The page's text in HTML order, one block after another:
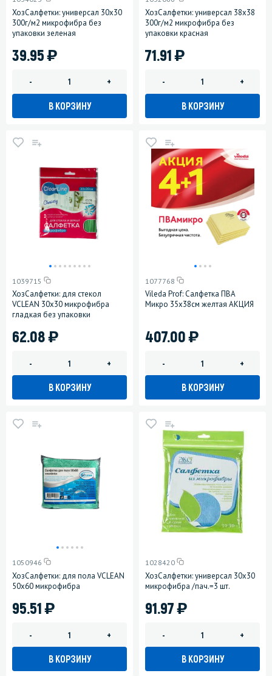
ХозСалфетки: универсал 30х30
300г/м2 микрофибра без
упаковки зеленая
39.95)
- +
В КОРЗИНУ
ХозСалфетки: универсал 38х38
300г/м2 микрофибра без
упаковки красная
71.91)
- +
В КОРЗИНУ
1039715
ХозСалфетки: для стекол
VCLEAN 30х30 микрофибра
гладкая без упаковки
62.08)
- +
В КОРЗИНУ
1077768
Vileda Prof: Салфетка ПВА
Микро 35х38см желтая АКЦИЯ
407.00)
- +
В КОРЗИНУ
1050946
ХозСалфетки: для пола VCLEAN
50х60 микрофибра
95.51)
- +
В КОРЗИНУ
1028420
ХозСалфетки: универсал 30х30
микрофибра /пач.=3 шт.
91.97)
- +
В КОРЗИНУ